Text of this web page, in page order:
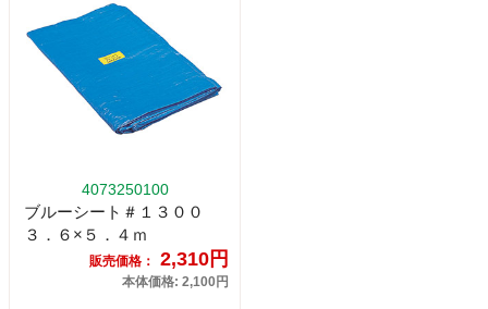
4073250100
ブルーシート＃１３００
３．６×５．４ｍ
販売価格： 2,310円
本体価格: 2,100円